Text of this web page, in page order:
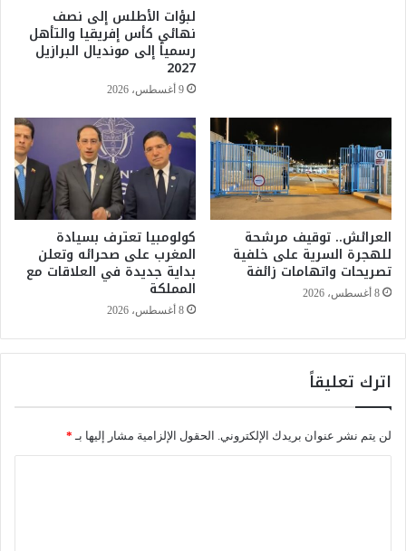
ب
أ
ش
ر
ف
ب
ن
ش
ر
م
ل
ج
م
ع
ة
3
1
ي
2
0
5
لبؤات الأطلس إلى نصف
نهائي كأس إفريقيا والتأهل
رسمياً إلى مونديال البرازيل
2027
9 أغسطس، 2026
العرائش.. توقيف مرشحة
للهجرة السرية على خلفية
تصريحات واتهامات زائفة
8 أغسطس، 2026
كولومبيا تعترف بسيادة
المغرب على صحرائه وتعلن
بداية جديدة في العلاقات مع
المملكة
8 أغسطس، 2026
اترك تعليقاً
لن يتم نشر عنوان بريدك الإلكتروني. الحقول الإلزامية مشار إليها بـ *